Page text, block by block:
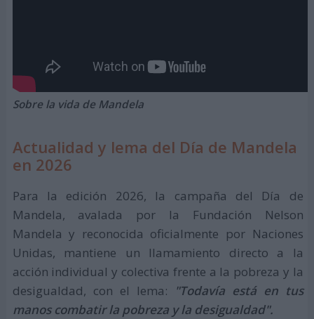
Sobre la vida de Mandela
Actualidad y lema del Día de Mandela
en 2026
Para la edición 2026, la campaña del Día de
Mandela, avalada por la Fundación Nelson
Mandela y reconocida oficialmente por Naciones
Unidas, mantiene un llamamiento directo a la
acción individual y colectiva frente a la pobreza y la
desigualdad, con el lema:
"Todavía está en tus
manos combatir la pobreza y la desigualdad".